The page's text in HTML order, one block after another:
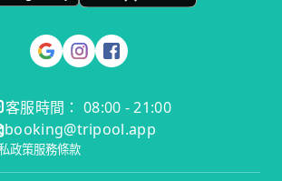
客服時間： 08:00 - 21:00
booking@tripool.app
政策服務條款